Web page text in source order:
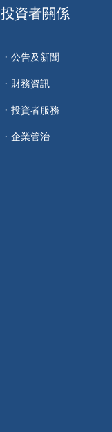
投資者關係
公告及新聞
財務資訊
投資者服務
企業管治